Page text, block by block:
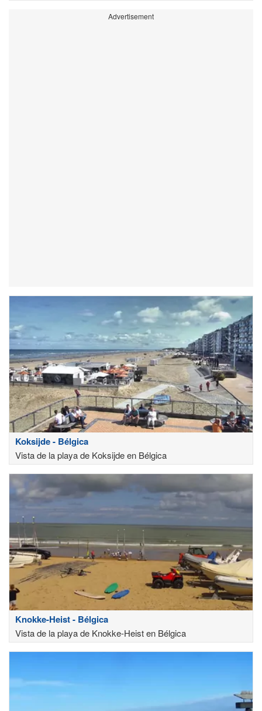
Advertisement
Koksijde - Bélgica
Vista de la playa de Koksijde en Bélgica
Knokke-Heist - Bélgica
Vista de la playa de Knokke-Heist en Bélgica